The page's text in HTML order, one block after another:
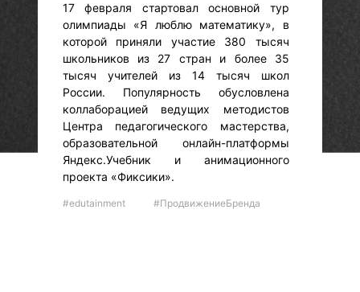
17 февраля стартовал основной тур
олимпиады «Я люблю математику», в
которой приняли участие 380 тысяч
школьников из 27 стран и более 35
тысяч учителей из 14 тысяч школ
России. Популярность обусловлена
коллаборацией ведущих методистов
Центра педагогического мастерства,
образовательной онлайн-платформы
Яндекс.Учебник и анимационного
проекта «Фиксики».
#edutainment #ПродвижениеБренда